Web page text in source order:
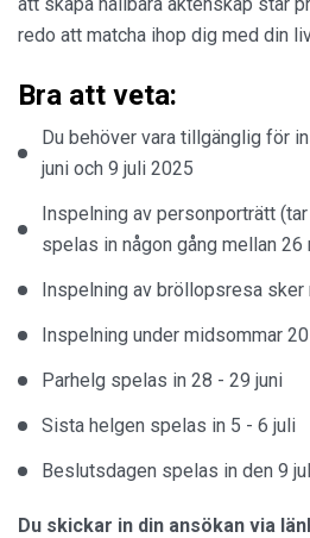
redo att matcha ihop dig med din
Bra att veta:
Du behöver vara tillgänglig för
juni och 9 juli 2025
Inspelning av personporträtt
spelas in någon gång mellan 26
Inspelning av bröllopsresa sker
Inspelning under midsommar
Parhelg spelas in 28 - 29 juni
Sista helgen spelas in 5 - 6 juli
Beslutsdagen spelas in den 9
Du skickar in din ansökan via